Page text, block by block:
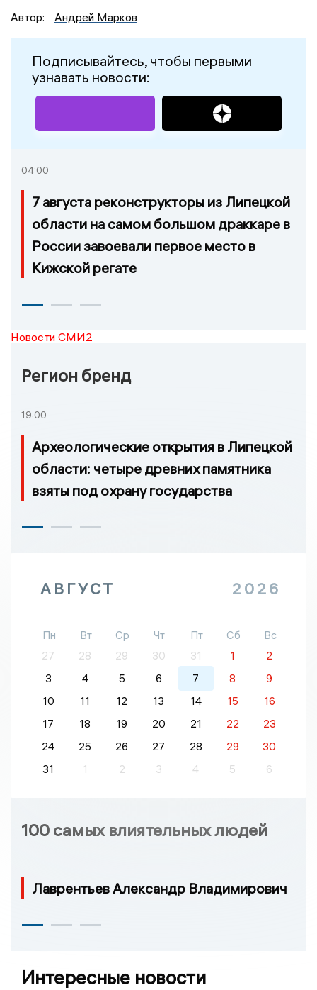
Автор:
Андрей Марков
Подписывайтесь, чтобы первыми
узнавать новости:
04:00
7 августа реконструкторы из Липецкой
области на самом большом драккаре в
России завоевали первое место в
Кижской регате
Новости СМИ2
Регион бренд
19:00
Археологические открытия в Липецкой
области: четыре древних памятника
взяты под охрану государства
АВГУСТ 2026
Пн Вт Ср Чт Пт Сб
Вс
27
28 29 30 31 1
2
3
4 5 6 7 8
9
10
11 12 13 14 15
16
17
18 19 20 21 22
23
24
25 26 27 28 29
30
31
1 2 3 4 5 6
100 самых влиятельных людей
Лаврентьев Александр Владимирович
Интересные новости